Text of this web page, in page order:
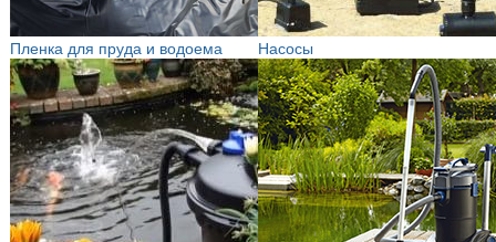
Пленка для пруда и водоема Насосы